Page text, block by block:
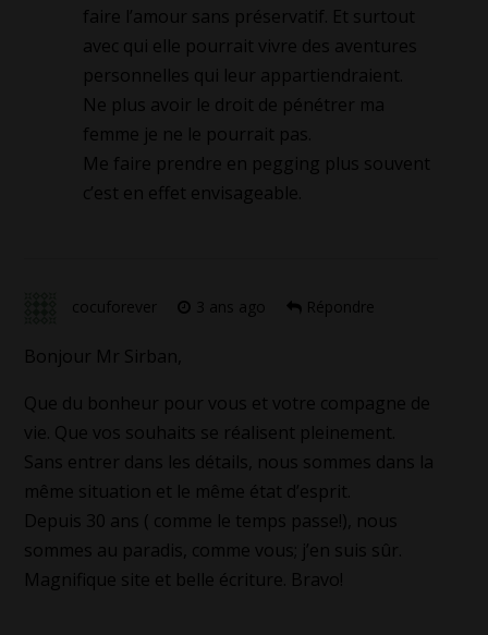
faire l’amour sans préservatif. Et surtout
avec qui elle pourrait vivre des aventures
personnelles qui leur appartiendraient.
Ne plus avoir le droit de pénétrer ma
femme je ne le pourrait pas.
Me faire prendre en pegging plus souvent
c’est en effet envisageable.
cocuforever 3 ans ago Répondre
Bonjour Mr Sirban,
Que du bonheur pour vous et votre compagne de
vie. Que vos souhaits se réalisent pleinement.
Sans entrer dans les détails, nous sommes dans la
même situation et le même état d’esprit.
Depuis 30 ans ( comme le temps passe!), nous
sommes au paradis, comme vous; j’en suis sûr.
Magnifique site et belle écriture. Bravo!